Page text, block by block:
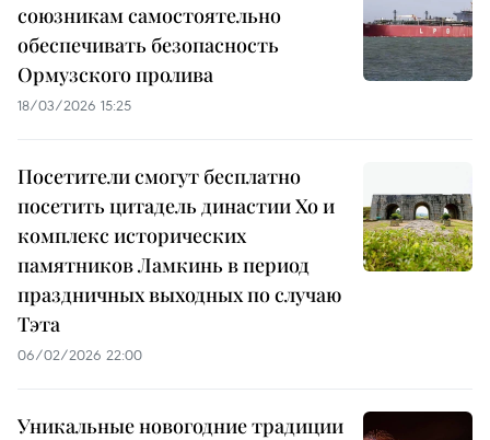
союзникам самостоятельно
обеспечивать безопасность
Ормузского пролива
18/03/2026 15:25
Посетители смогут бесплатно
посетить цитадель династии Хо и
комплекс исторических
памятников Ламкинь в период
праздничных выходных по случаю
Тэта
06/02/2026 22:00
Уникальные новогодние традиции